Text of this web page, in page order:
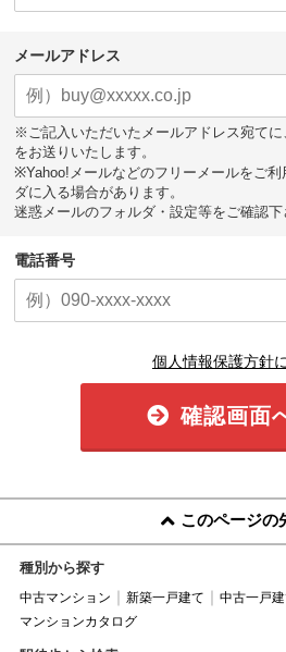
メールアドレス
※ご記入いただいたメールアドレス宛て
をお送りいたします。
※Yahoo!メールなどのフリーメールをご
ダに入る場合があります。
迷惑メールのフォルダ・設定等をご確認下
電話番号
個人情報保護方針
確認画面
このページの
種別から探す
中古マンション 新築一戸建て 中古一戸
マンションカタログ